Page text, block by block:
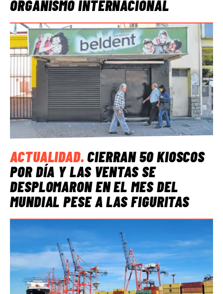
ORGANISMO INTERNACIONAL
ACTUALIDAD.CIERRAN 50 KIOSCOS
POR DÍA Y LAS VENTAS SE
DESPLOMARON EN EL MES DEL
MUNDIAL PESE A LAS FIGURITAS